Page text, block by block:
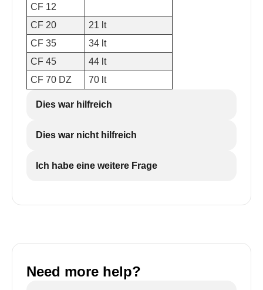
CF 12
CF 20
21 lt
CF 35
34 lt
CF 45
44 lt
CF 70 DZ
70 lt
Dies war hilfreich
Dies war nicht hilfreich
Ich habe eine weitere Frage
Need more help?